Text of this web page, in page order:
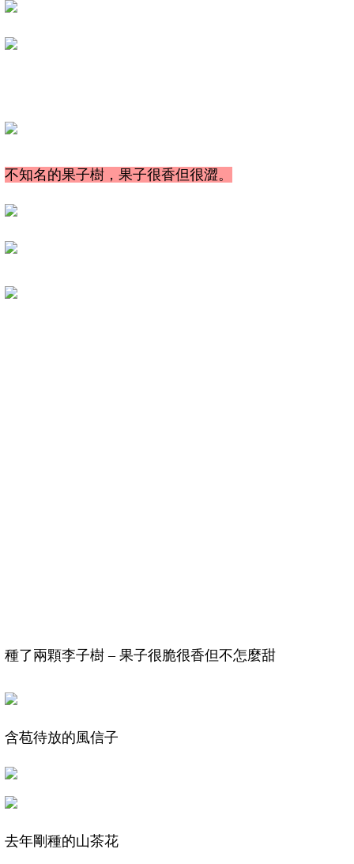
不知名的果子樹，果子很香但很澀。
種了兩顆李子樹 – 果子很脆很香但不怎麼甜
含苞待放的風信子
去年剛種的山茶花